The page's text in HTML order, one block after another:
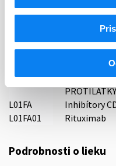
59 - IMMUNOPRAEPARATA
Cytostatiká
Cytostatiká
L01F
L01FA
Inhibítory
L01FA01
Rituximab
Podrobnosti o lieku